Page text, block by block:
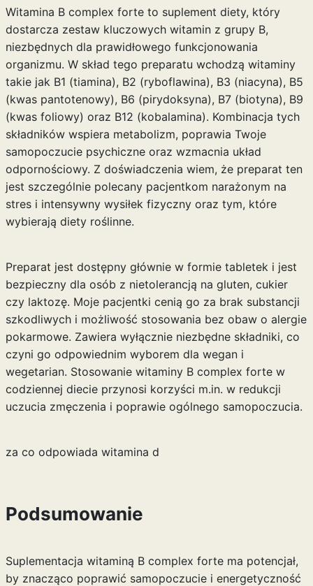
Witamina B complex forte to suplement diety, który
dostarcza zestaw kluczowych witamin z grupy B,
niezbędnych dla prawidłowego funkcjonowania
organizmu. W skład tego preparatu wchodzą witaminy
takie jak B1 (tiamina), B2 (ryboflawina), B3 (niacyna), B5
(kwas pantotenowy), B6 (pirydoksyna), B7 (biotyna), B9
(kwas foliowy) oraz B12 (kobalamina). Kombinacja tych
składników wspiera metabolizm, poprawia Twoje
samopoczucie psychiczne oraz wzmacnia układ
odpornościowy. Z doświadczenia wiem, że preparat ten
jest szczególnie polecany pacjentkom narażonym na
stres i intensywny wysiłek fizyczny oraz tym, które
wybierają diety roślinne.
Preparat jest dostępny głównie w formie tabletek i jest
bezpieczny dla osób z nietolerancją na gluten, cukier
czy laktozę. Moje pacjentki cenią go za brak substancji
szkodliwych i możliwość stosowania bez obaw o alergie
pokarmowe. Zawiera wyłącznie niezbędne składniki, co
czyni go odpowiednim wyborem dla wegan i
wegetarian. Stosowanie witaminy B complex forte w
codziennej diecie przynosi korzyści m.in. w redukcji
uczucia zmęczenia i poprawie ogólnego samopoczucia.
za co odpowiada witamina d
Podsumowanie
Suplementacja witaminą B complex forte ma potencjał,
by znacząco poprawić samopoczucie i energetyczność